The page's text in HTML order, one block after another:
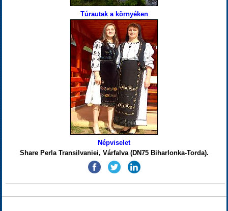
Túrautak a környéken
Népviselet
Share Perla Transilvaniei, Várfalva (DN75 Biharlonka-Torda).